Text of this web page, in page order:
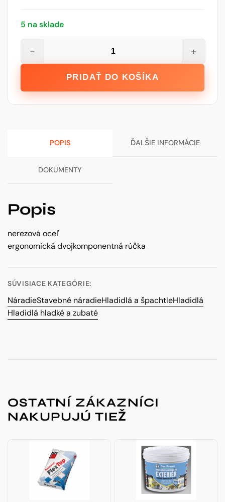
5 na sklade
Hladidlo
280
− +
PRIDAŤ DO KOŠÍKA
POPIS ĎALŠIE INFORMÁCIE
DOKUMENTY
Popis
nerezová oceľ
ergonomická dvojkomponentná rúčka
SÚVISIACE KATEGÓRIE:
NáradieStavebné náradieHladidlá a špachtleHladidlá
Hladidlá hladké a zubaté
OSTATNÍ ZÁKAZNÍCI
NAKUPUJÚ TIEŽ